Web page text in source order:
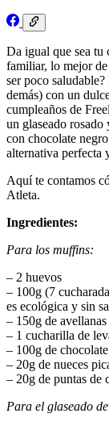
Da igual que sea tu
familiar, lo mejor
ser poco
demás) con un
cumpleaños de
un glaseado
con chocolate
alternativa perfecta
Aquí te contamos
Atleta.
Ingredientes:
Para los muffins:
– 2 huevos
– 100g (7
es ecológica y sin
– 150g de
– 1 cucharilla de
– 100g de
– 20g de nueces
– 20g de puntas de
Para el glaseado